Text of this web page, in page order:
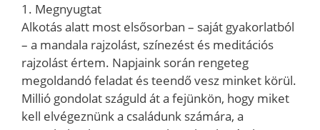
1. Megnyugtat
Alkotás alatt most elsősorban – saját gyakorlatból
– a mandala rajzolást, színezést és meditációs
rajzolást értem. Napjaink során rengeteg
megoldandó feladat és teendő vesz minket körül.
Millió gondolat száguld át a fejünkön, hogy miket
kell elvégeznünk a családunk számára, a